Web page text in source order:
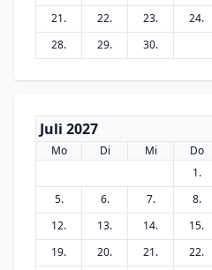
21.
22. 23. 24.
28.
29. 30.
Juli 2027
Mo Di Mi Do
1.
5.
6. 7. 8.
12.
13. 14. 15.
19.
20. 21. 22.